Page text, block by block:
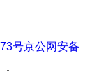
号